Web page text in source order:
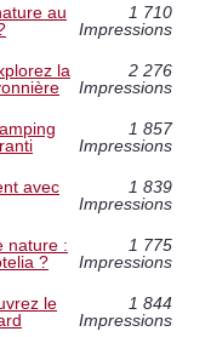
au
1 710
Impressions
la
2 276
Impressions
1 857
Impressions
avec
1 839
Impressions
nature :
?
1 775
Impressions
le
1 844
Impressions